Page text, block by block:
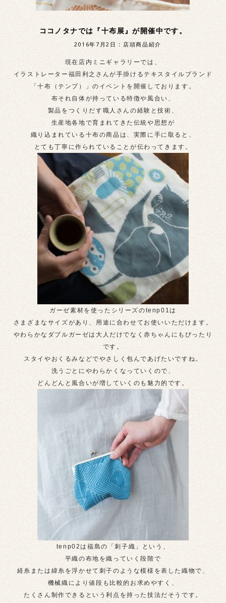
ココノタナでは『十布展』が開催中です。
2016年7月2日:店頭商品紹介
現在店内ミニギャラリーでは、
イラストレーター福田利之さんが手掛けるテキスタイルブランド
「十布（テンプ）」のイベントを開催しております。
布それ自体が持っている特徴や風合い、
製品をつくりだす職人さんの経験と技術、
生産地各地で育まれてきた伝統や思想が
織り込まれている十布の商品は、実際に手に取ると、
とても丁寧に作られていることが伝わってきます。
ガーゼ素材を使ったシリーズのtenp01は
さまざまなサイズがあり、用途に合わせてお使いいただけます。
やわらかなダブルガーゼは大人だけでなく赤ちゃんにもぴったり
です。
スタイやおくるみなどでやさしく包んであげたいですね。
洗うごとにやわらかくなっていくので、
どんどんと風合いが増していくのも魅力的です。
tenp02は福島の「刺子織」という、
平織の布地を織っていく段階で
経糸または緯糸を浮かせて刺子のような模様を表した織物で、
機械織により値段も比較的お求めやすく、
たくさん制作できるという利点を持った技法だそうです。